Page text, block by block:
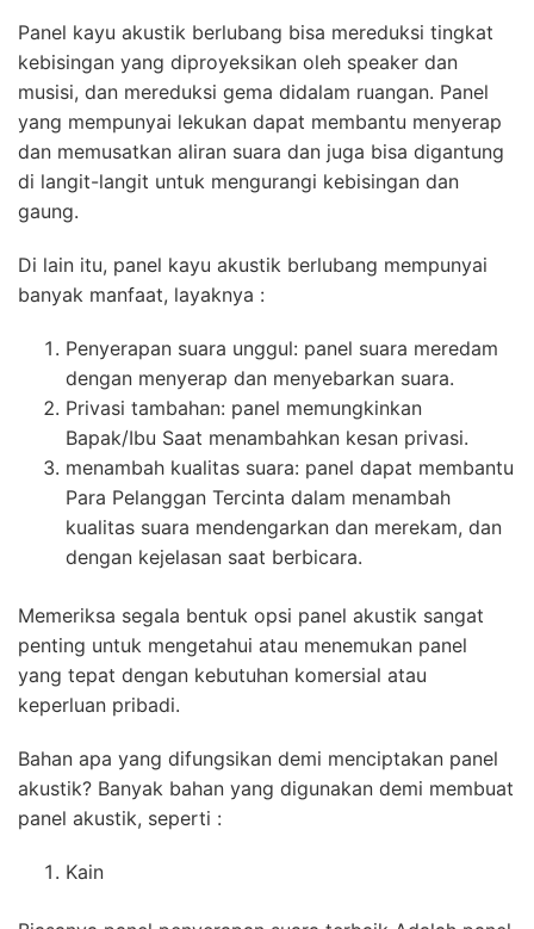
Panel kayu akustik berlubang bisa mereduksi tingkat
kebisingan yang diproyeksikan oleh speaker dan
musisi, dan mereduksi gema didalam ruangan. Panel
yang mempunyai lekukan dapat membantu menyerap
dan memusatkan aliran suara dan juga bisa digantung
di langit-langit untuk mengurangi kebisingan dan
gaung.
Di lain itu, panel kayu akustik berlubang mempunyai
banyak manfaat, layaknya :
Penyerapan suara unggul: panel suara meredam
dengan menyerap dan menyebarkan suara.
Privasi tambahan: panel memungkinkan
Bapak/Ibu Saat menambahkan kesan privasi.
menambah kualitas suara: panel dapat membantu
Para Pelanggan Tercinta dalam menambah
kualitas suara mendengarkan dan merekam, dan
dengan kejelasan saat berbicara.
Memeriksa segala bentuk opsi panel akustik sangat
penting untuk mengetahui atau menemukan panel
yang tepat dengan kebutuhan komersial atau
keperluan pribadi.
Bahan apa yang difungsikan demi menciptakan panel
akustik? Banyak bahan yang digunakan demi membuat
panel akustik, seperti :
Kain